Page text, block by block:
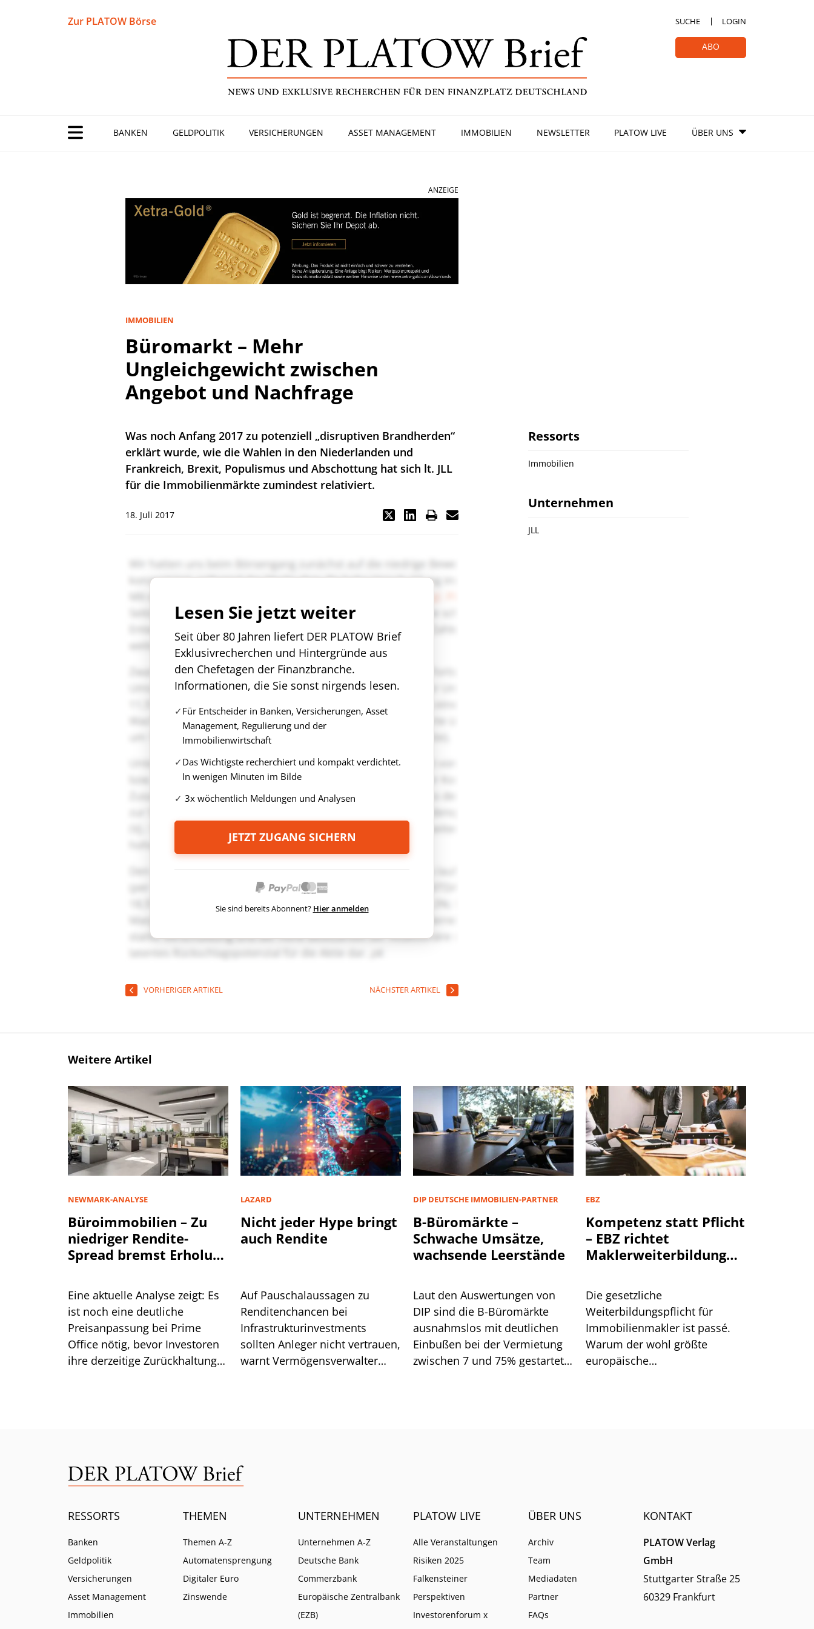
Zur PLATOW Börse SUCHE LOGIN
ABO
BANKEN GELDPOLITIK VERSICHERUNGEN ASSET MANAGEMENT IMMOBILIEN NEWSLETTER PLATOW LIVE ÜBER UNS
ANZEIGE
IMMOBILIEN
Büromarkt – Mehr
Ungleichgewicht zwischen
Angebot und Nachfrage
Was noch Anfang 2017 zu potenziell „disruptiven Brandherden“
erklärt wurde, wie die Wahlen in den Niederlanden und
Frankreich, Brexit, Populismus und Abschottung hat sich lt. JLL
für die Immobilienmärkte zumindest relativiert.
18. Juli 2017
Lesen Sie jetzt weiter
Seit über 80 Jahren liefert DER PLATOW Brief
Exklusivrecherchen und Hintergründe aus
den Chefetagen der Finanzbranche.
Informationen, die Sie sonst nirgends lesen.
Für Entscheider in Banken, Versicherungen, Asset
Management, Regulierung und der
Immobilienwirtschaft
Das Wichtigste recherchiert und kompakt verdichtet.
In wenigen Minuten im Bilde
3x wöchentlich Meldungen und Analysen
JETZT ZUGANG SICHERN
Sie sind bereits Abonnent? Hier anmelden
VORHERIGER ARTIKEL NÄCHSTER ARTIKEL
Ressorts
Immobilien
Unternehmen
JLL
Weitere Artikel
NEWMARK-ANALYSE
Büroimmobilien – Zu
niedriger Rendite-
Spread bremst Erholung
Eine aktuelle Analyse zeigt: Es
ist noch eine deutliche
Preisanpassung bei Prime
Office nötig, bevor Investoren
ihre derzeitige Zurückhaltung
LAZARD
Nicht jeder Hype bringt
auch Rendite
Auf Pauschalaussagen zu
Renditenchancen bei
Infrastrukturinvestments
sollten Anleger nicht vertrauen,
warnt Vermögensverwalter
DIP DEUTSCHE IMMOBILIEN-PARTNER
B-Büromärkte –
Schwache Umsätze,
wachsende Leerstände
Laut den Auswertungen von
DIP sind die B-Büromärkte
ausnahmslos mit deutlichen
Einbußen bei der Vermietung
zwischen 7 und 75% gestartet.
EBZ
Kompetenz statt Pflicht
– EBZ richtet
Maklerweiterbildung
Die gesetzliche
Weiterbildungspflicht für
Immobilienmakler ist passé.
Warum der wohl größte
europäische
RESSORTS
Banken
Geldpolitik
Versicherungen
Asset Management
Immobilien
THEMEN
Themen A-Z
Automatensprengung
Digitaler Euro
Zinswende
UNTERNEHMEN
Unternehmen A-Z
Deutsche Bank
Commerzbank
Europäische Zentralbank
(EZB)
PLATOW LIVE
Alle Veranstaltungen
Risiken 2025
Falkensteiner
Perspektiven
Investorenforum x
ÜBER UNS
Archiv
Team
Mediadaten
Partner
FAQs
KONTAKT
PLATOW Verlag
GmbH
Stuttgarter Straße 25
60329 Frankfurt